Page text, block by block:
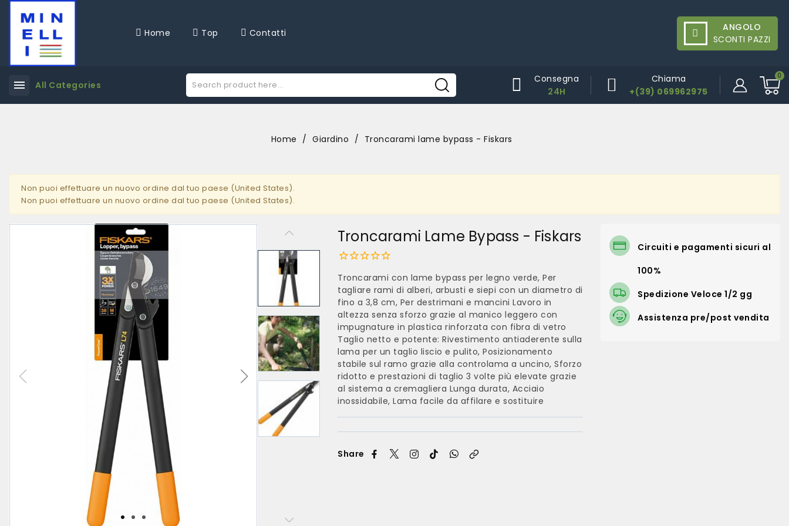
Home Top Contatti
ANGOLO
SCONTI PAZZI
menu All Categories
Consegna
24H
Chiama
+(39) 069962975
Home Giardino Troncarami lame bypass - Fiskars
Non puoi effettuare un nuovo ordine dal tuo paese (United States).
Non puoi effettuare un nuovo ordine dal tuo paese (United States).
Troncarami Lame Bypass - Fiskars
Troncarami con lame bypass per legno verde, Per
tagliare rami di alberi, arbusti e siepi con un diametro di
fino a 3,8 cm, Per destrimani e mancini Lavoro in
altezza senza sforzo grazie al manico leggero con
impugnature in plastica rinforzata con fibra di vetro
Taglio netto e potente: Rivestimento antiaderente sulla
lama per un taglio liscio e pulito, Posizionamento
stabile sul ramo grazie alla controlama a uncino, Sforzo
ridotto e prestazioni di taglio 3 volte più elevate grazie
al sistema a cremagliera Lunga durata, Acciaio
inossidabile, Lama facile da affilare e sostituire
Share
Circuiti e pagamenti sicuri al
100%
Spedizione Veloce 1/2 gg
Assistenza pre/post vendita